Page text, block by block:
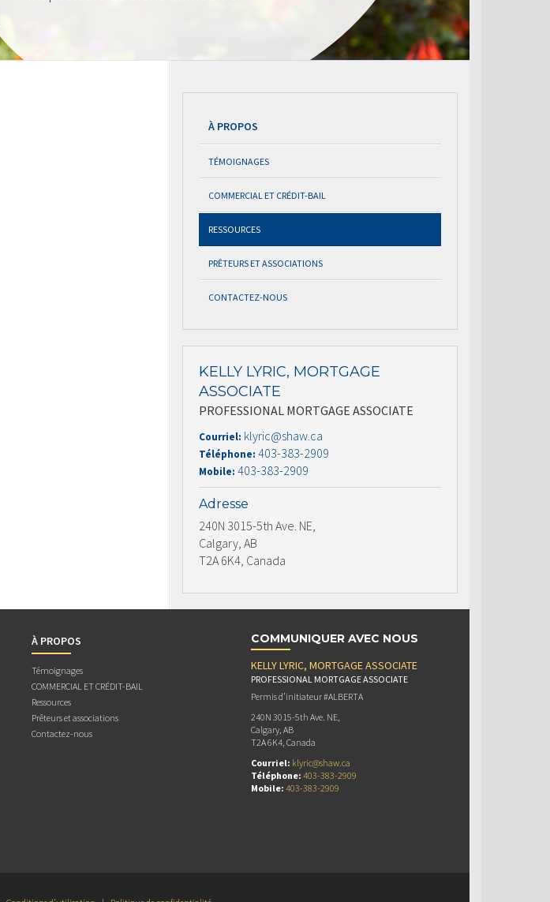
À PROPOS
TÉMOIGNAGES
COMMERCIAL ET CRÉDIT-BAIL
RESSOURCES
PRÊTEURS ET ASSOCIATIONS
CONTACTEZ-NOUS
KELLY LYRIC, MORTGAGE
ASSOCIATE
PROFESSIONAL MORTGAGE ASSOCIATE
Courriel: klyric@shaw.ca
Téléphone: 403-383-2909
Mobile: 403-383-2909
Adresse
240N 3015-5th Ave. NE,
Calgary, AB
T2A 6K4, Canada
À PROPOS
Témoignages
COMMERCIAL ET CRÉDIT-BAIL
Ressources
Prêteurs et associations
Contactez-nous
COMMUNIQUER AVEC NOUS
KELLY LYRIC, MORTGAGE ASSOCIATE
PROFESSIONAL MORTGAGE ASSOCIATE
Permis d’initiateur #ALBERTA
240N 3015-5th Ave. NE,
Calgary, AB
T2A 6K4, Canada
Courriel: klyric@shaw.ca
Téléphone: 403-383-2909
Mobile: 403-383-2909